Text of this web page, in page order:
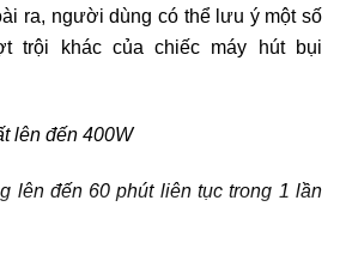
ra, người dùng có thể lưu ý một số
trội khác của chiếc máy hút bụi
lên đến 400W
lên đến 60 phút liên tục trong 1 lần